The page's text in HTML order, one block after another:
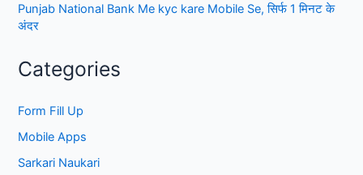
Punjab National Bank Me kyc kare Mobile Se, सिर्फ 1 मिनट के
अंदर
Categories
Form Fill Up
Mobile Apps
Sarkari Naukari